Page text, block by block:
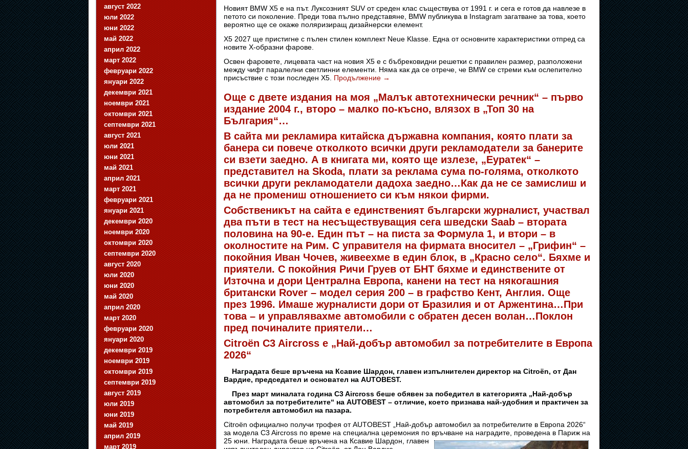
август 2022
юли 2022
юни 2022
май 2022
април 2022
март 2022
февруари 2022
януари 2022
декември 2021
ноември 2021
октомври 2021
септември 2021
август 2021
юли 2021
юни 2021
май 2021
април 2021
март 2021
февруари 2021
януари 2021
декември 2020
ноември 2020
октомври 2020
септември 2020
август 2020
юли 2020
юни 2020
май 2020
април 2020
март 2020
февруари 2020
януари 2020
декември 2019
ноември 2019
октомври 2019
септември 2019
август 2019
юли 2019
юни 2019
май 2019
април 2019
март 2019
Новият BMW X5 е на път. Луксозният SUV от среден клас съществува от 1991 г. и сега е готов да навлезе в
петото си поколение. Преди това пълно представяне, BMW публикува в Instagram загатване за това, което
вероятно ще се окаже поляризиращ дизайнерски елемент.
X5 2027 ще пристигне с пълен стилен комплект Neue Klasse. Една от основните характеристики отпред са
новите X-образни фарове.
Освен фаровете, лицевата част на новия X5 е с бъбрековидни решетки с правилен размер, разположени
между чифт паралелни светлинни елементи. Няма как да се отрече, че BMW се стреми към ослепително
присъствие с този последен X5. Продължение →
Още с двете издания на моя „Малък автотехнически речник“ – първо
издание 2004 г., второ – малко по-късно, влязох в „Топ 30 на
България“…
В сайта ми рекламира китайска държавна компания, която плати за
банера си повече отколкото всички други рекламодатели за банерите
си взети заедно. А в книгата ми, която ще излезе, „Еуратек“ –
представител на Skoda, плати за реклама сума по-голяма, отколкото
всички други рекламодатели дадоха заедно…Как да не се замислиш и
да не промениш отношението си към някои фирми.
Собственикът на сайта е единственият български журналист, участвал
два пъти в тест на несъществуващия сега шведски Saab – втората
половина на 90-e. Един път – на писта за Формула 1, и втори – в
околностите на Рим. С управителя на фирмата вносител – „Грифин“ –
покойния Иван Чочев, живеехме в един блок, в „Красно село“. Бяхме и
приятели. С покойния Ричи Груев от БНТ бяхме и единствените от
Източна и дори Централна Европа, канени на тест на някогашния
британски Rover – модел серия 200 – в графство Кент, Англия. Още
през 1996. Имаше журналисти дори от Бразилия и от Аржентина…При
това – и управлявахме автомобили с обратен десен волан…Поклон
пред починалите приятели…
Citroën C3 Aircross е „Най-добър автомобил за потребителите в Европа
2026“
Наградата беше връчена на Ксавие Шардон, главен изпълнителен директор на Citroën, от Дан
Вардие, председател и основател на AUTOBEST.
През март миналата година C3 Aircross беше обявен за победител в категорията „Най-добър
автомобил за потребителите“ на AUTOBEST – отличие, което признава най-удобния и практичен за
потребителя автомобил на пазара.
Citroën официално получи трофея от AUTOBEST „Най-добър автомобил за потребителите в Европа 2026“
за модела C3 Aircross по време на специална церемония по връчване на наградите, проведена в Париж на
25 юни. Наградата беше връчена на Ксавие Шардон, главен